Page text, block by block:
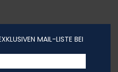
MAIL-LISTE BEI